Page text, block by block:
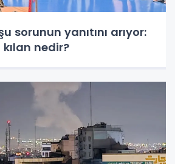
sorunun yanıtını arıyor:
kılan nedir?